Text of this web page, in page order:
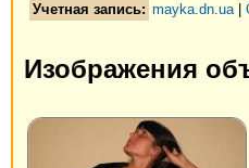
Учетная запись: mayka.dn.ua|
Изображения